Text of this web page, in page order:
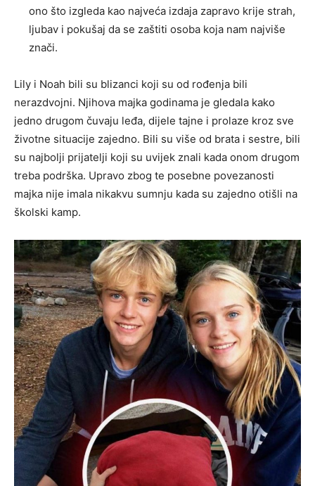
ono što izgleda kao najveća izdaja zapravo krije strah,
ljubav i pokušaj da se zaštiti osoba koja nam najviše
znači.
Lily i Noah bili su blizanci koji su od rođenja bili
nerazdvojni. Njihova majka godinama je gledala kako
jedno drugom čuvaju leđa, dijele tajne i prolaze kroz sve
životne situacije zajedno. Bili su više od brata i sestre, bili
su najbolji prijatelji koji su uvijek znali kada onom drugom
treba podrška. Upravo zbog te posebne povezanosti
majka nije imala nikakvu sumnju kada su zajedno otišli na
školski kamp.